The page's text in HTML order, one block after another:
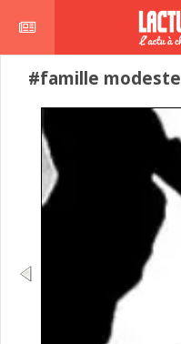
#famille modeste